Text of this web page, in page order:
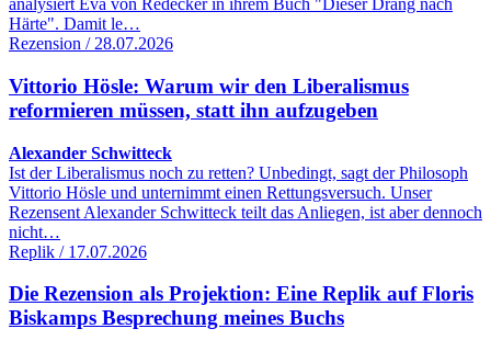
analysiert Eva von Redecker in ihrem Buch "Dieser Drang nach
Härte". Damit le…
Rezension / 28.07.2026
Vittorio Hösle: Warum wir den Liberalismus
reformieren müssen, statt ihn aufzugeben
Alexander Schwitteck
Ist der Liberalismus noch zu retten? Unbedingt, sagt der Philosoph
Vittorio Hösle und unternimmt einen Rettungsversuch. Unser
Rezensent Alexander Schwitteck teilt das Anliegen, ist aber dennoch
nicht…
Replik / 17.07.2026
Die Rezension als Projektion: Eine Replik auf Floris
Biskamps Besprechung meines Buchs